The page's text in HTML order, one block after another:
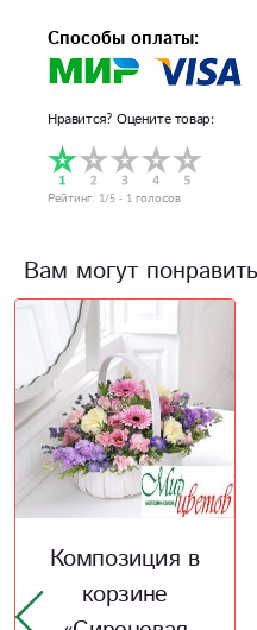
Способы оплаты:
Нравится? Оцените товар:
Рейтинг: 1/5 - 1 голосов
Вам могут
Композиция с
конфетами